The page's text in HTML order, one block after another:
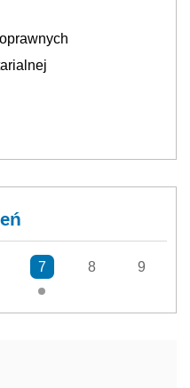
7 8 9